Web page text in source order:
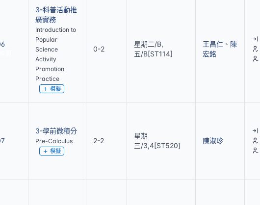
3-科普活動推
廣實務
Introduction to
Popular
Science
Activity
Promotion
Practice
模擬
0-2
星期二/B,
五/B[ST114]
王昌仁 、 陳
宏銘
3-學前微積分
Pre-Calculus
模擬
2-2
星期
三/3,4[ST520]
陳淑珍